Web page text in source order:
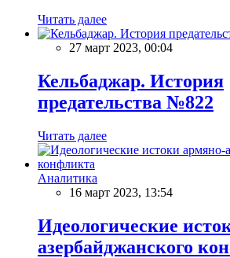
Читать далее
27 март 2023, 00:04
Кельбаджар. История
предательства №822
Читать далее
Аналитика
16 март 2023, 13:54
Идеологические
азербайджанского